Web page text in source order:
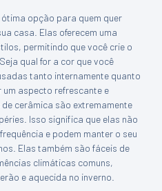
opção para quem quer
casa. Elas oferecem uma
permitindo que você crie o
qual for a cor que você
tanto internamente quanto
um aspecto refrescante e
cerâmica são extremamente
Isso significa que elas não
e podem manter o seu
Elas também são fáceis de
climáticas comuns,
e aquecida no inverno.